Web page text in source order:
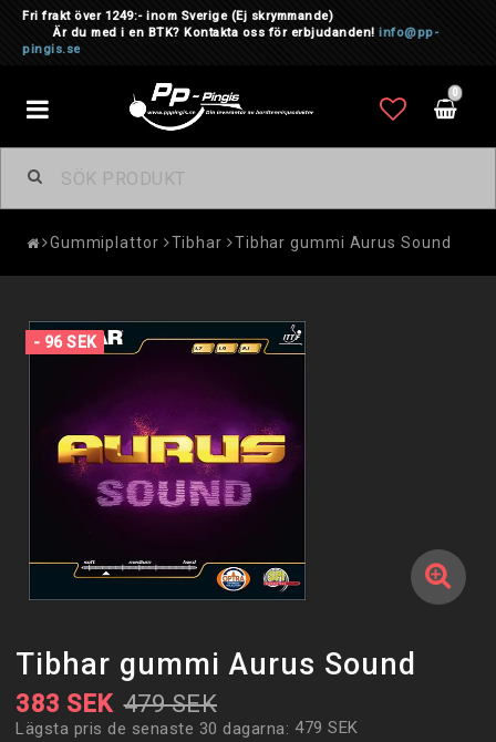
Fri frakt över 1249:- inom Sverige (Ej skrymmande)
Är du med i en BTK? Kontakta oss för erbjudanden! info@pp-
pingis.se
0
Toggle
navigation
Gummiplattor Tibhar Tibhar gummi Aurus Sound
- 96 SEK
Tibhar gummi Aurus Sound
479 SEK
383 SEK
Lägsta pris de senaste 30 dagarna 479 SEK